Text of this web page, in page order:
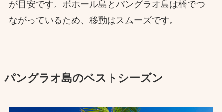
が目安です。​ボホール島とパングラオ島は橋でつ
ながっているため、移動はスムーズです。
パングラオ島のベストシーズン